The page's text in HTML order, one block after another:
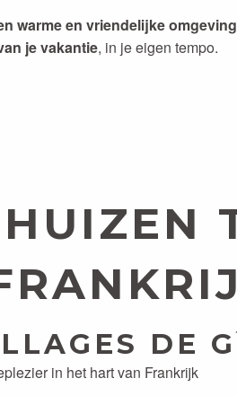
warme en vriendelijke omgeving
je vakantie, in je eigen tempo.
DE
in het hart van Frankrijk